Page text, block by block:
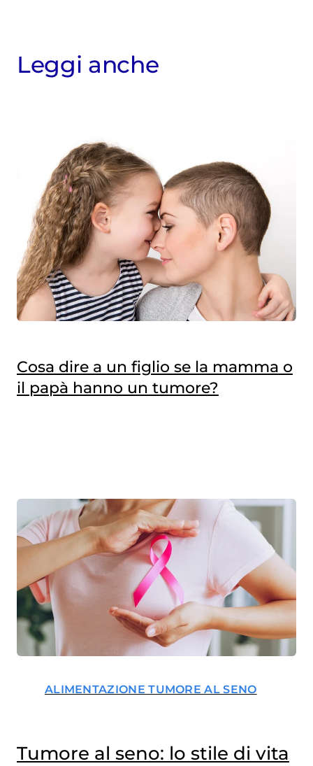
Leggi anche
Cosa dire a un figlio se la mamma o
il papà hanno un tumore?
ALIMENTAZIONE TUMORE AL SENO
Tumore al seno: lo stile di vita